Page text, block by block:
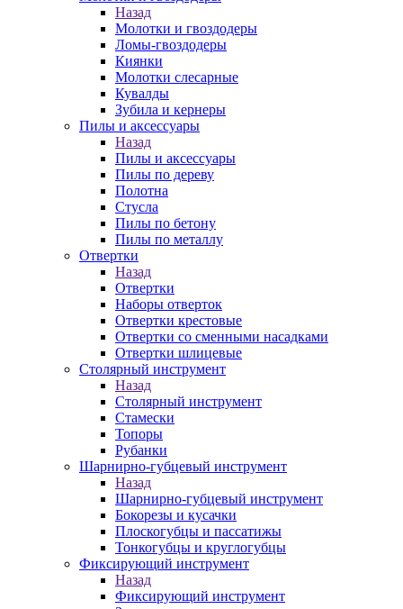
Назад
Молотки и гвоздодеры
Ломы-гвоздодеры
Киянки
Молотки слесарные
Кувалды
Зубила и кернеры
Пилы и аксессуары
Назад
Пилы и аксессуары
Пилы по дереву
Полотна
Стусла
Пилы по бетону
Пилы по металлу
Отвертки
Назад
Отвертки
Наборы отверток
Отвертки крестовые
Отвертки со сменными насадками
Отвертки шлицевые
Столярный инструмент
Назад
Столярный инструмент
Стамески
Топоры
Рубанки
Шарнирно-губцевый инструмент
Назад
Шарнирно-губцевый инструмент
Бокорезы и кусачки
Плоскогубцы и пассатижы
Тонкогубцы и круглогубцы
Фиксирующий инструмент
Назад
Фиксирующий инструмент